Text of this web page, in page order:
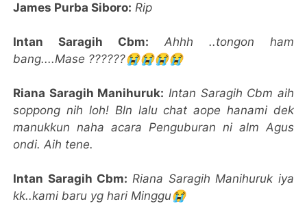
James Purba Siboro: Rip
Intan Saragih Cbm:
Ahhh ..tongon ham
bang....Mase ??????😭😭😭😭
Riana Saragih Manihuruk: Intan Saragih Cbm aih
soppong nih loh! Bln lalu chat aope hanami dek
manukkun naha acara Penguburan ni alm Agus
ondi. Aih tene.
Intan Saragih Cbm: Riana Saragih Manihuruk iya
kk..kami baru yg hari Minggu😭